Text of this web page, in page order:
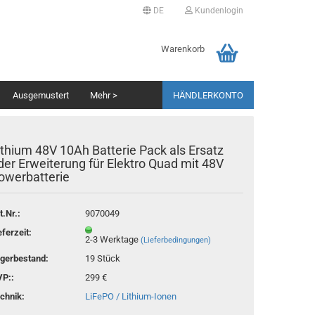
DE
auswählen
Kundenlogin
Als Händler registrieren
Passwort vergessen?
Warenkorb
Ausgemustert HÄNDLERKONTO
Mehr >
48V 10Ah Batterie Pack als Ersatz
Erweiterung für Elektro Quad mit 48V
9070049
2-3 Werktage (Lieferbedingungen)
19 Stück
299 €
LiFePO / Lithium-Ionen